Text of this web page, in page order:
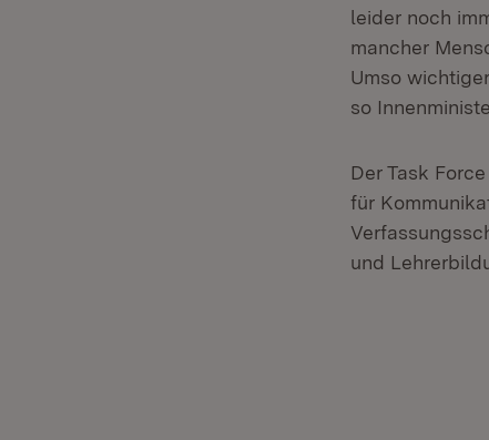
leider noch
mancher
Umso
so
Der Task
für
und